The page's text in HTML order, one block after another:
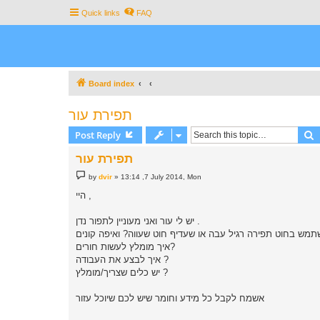
Quick links FAQ
Board index
תפירת עור
Post Reply
תפירת עור
P
o
bydvir » 13:14 ,7 July 2014, Mon
היי ,
יש לי עור ואני מעוניין לתפור נדן .
בחוט תפירה רגיל עבה או שעדיף חוט שעווה? ואיפה קונים
איך מומלץ לעשות חורים?
איך לבצע את העבודה ?
יש כלים שצריך/מומלץ ?
אשמח לקבל כל מידע וחומר שיש לכם שיוכל עזור